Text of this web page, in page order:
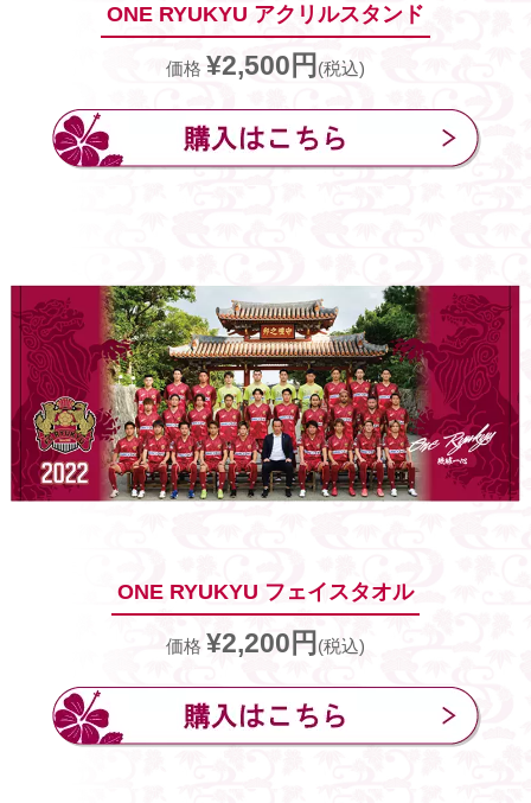
ONE RYUKYU アクリルスタンド
価格 ¥2,500円 (税込)
ONE RYUKYU フェイスタオル
価格 ¥2,200円 (税込)